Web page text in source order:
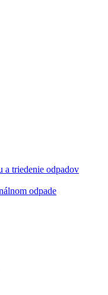
a triedenie odpadov
odpade